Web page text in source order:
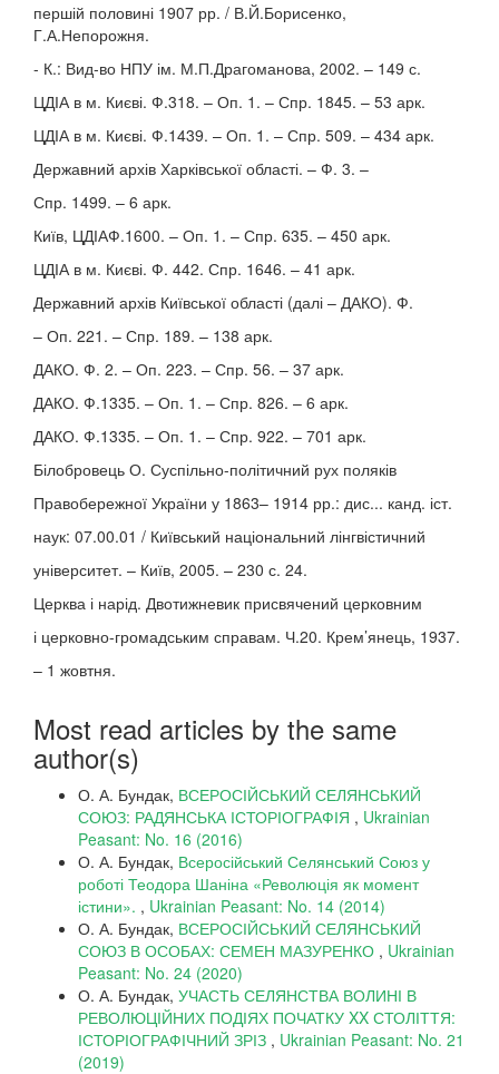
першій половині 1907 рр. / В.Й.Борисенко,
Г.А.Непорожня.
- К.: Вид-во НПУ ім. М.П.Драгоманова, 2002. – 149 с.
ЦДІА в м. Києві. Ф.318. – Оп. 1. – Спр. 1845. – 53 арк.
ЦДІА в м. Києві. Ф.1439. – Оп. 1. – Спр. 509. – 434 арк.
Державний архів Харківської області. – Ф. 3. –
Спр. 1499. – 6 арк.
Київ, ЦДІАФ.1600. – Оп. 1. – Спр. 635. – 450 арк.
ЦДІА в м. Києві. Ф. 442. Спр. 1646. – 41 арк.
Державний архів Київської області (далі – ДАКО). Ф.
– Оп. 221. – Спр. 189. – 138 арк.
ДАКО. Ф. 2. – Оп. 223. – Спр. 56. – 37 арк.
ДАКО. Ф.1335. – Оп. 1. – Спр. 826. – 6 арк.
ДАКО. Ф.1335. – Оп. 1. – Спр. 922. – 701 арк.
Білобровець О. Суспільно-політичний рух поляків
Правобережної України у 1863– 1914 рр.: дис... канд. іст.
наук: 07.00.01 / Київський національний лінгвістичний
університет. – Київ, 2005. – 230 с. 24.
Церква і нарід. Двотижневик присвячений церковним
і церковно-громадським справам. Ч.20. Крем’янець, 1937.
– 1 жовтня.
Most read articles by the same
author(s)
О. А. Бундак, ВСЕРОСІЙСЬКИЙ СЕЛЯНСЬКИЙ
СОЮЗ: РАДЯНСЬКА ІСТОРІОГРАФІЯ , Ukrainian
Peasant: No. 16 (2016)
О. А. Бундак, Всеросійський Селянський Союз у
роботі Теодора Шаніна «Революція як момент
істини». , Ukrainian Peasant: No. 14 (2014)
О. А. Бундак, ВСЕРОСІЙСЬКИЙ СЕЛЯНСЬКИЙ
СОЮЗ В ОСОБАХ: СЕМЕН МАЗУРЕНКО , Ukrainian
Peasant: No. 24 (2020)
О. А. Бундак, УЧАСТЬ СЕЛЯНСТВА ВОЛИНІ В
РЕВОЛЮЦІЙНИХ ПОДІЯХ ПОЧАТКУ XX СТОЛІТТЯ:
ІСТОРІОГРАФІЧНИЙ ЗРІЗ , Ukrainian Peasant: No. 21
(2019)